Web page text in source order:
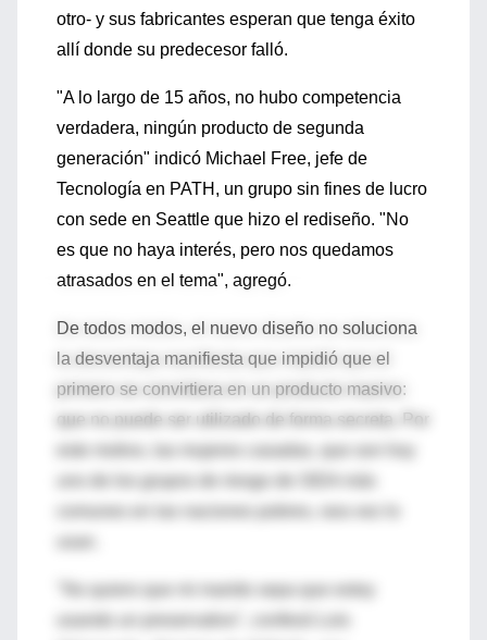
otro- y sus fabricantes esperan que tenga éxito
allí donde su predecesor falló.
"A lo largo de 15 años, no hubo competencia
verdadera, ningún producto de segunda
generación" indicó Michael Free, jefe de
Tecnología en PATH, un grupo sin fines de lucro
con sede en Seattle que hizo el rediseño. "No
es que no haya interés, pero nos quedamos
atrasados en el tema", agregó.
De todos modos, el nuevo diseño no soluciona
la desventaja manifiesta que impidió que el
primero se convirtiera en un producto masivo:
que no puede ser utilizado de forma secreta. Por
uno de los grupos de riesgo de SIDA más